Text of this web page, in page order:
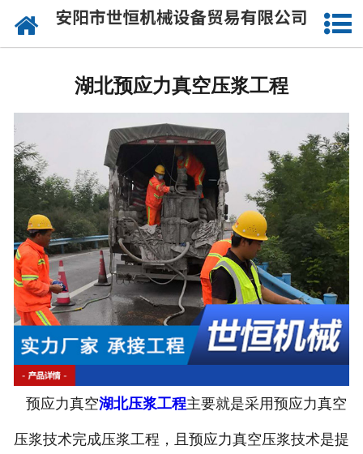
网站首页
湖北道路压浆设备
湖北灌浆工程施工
湖北沥青注浆施工
湖北桥梁喷淋养生
湖北桥梁涨拉施工
湖北公路压浆施工
湖北高速搅拌设备
湖北预应力真空压浆工程
预应力真空湖北压浆工程主要就是采用预应力真空
压浆技术完成压浆工程，且预应力真空压浆技术是提